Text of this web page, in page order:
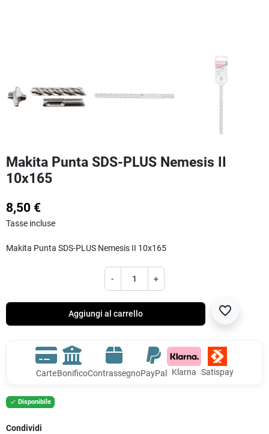
Makita Punta SDS-PLUS Nemesis II
10x165
8,50 €
Tasse incluse
Makita Punta SDS-PLUS Nemesis II 10x165
- +
Aggiungi al carrello favorite_border
CarteBonificoContrassegnoPayPal Klarna Satispay
 Disponibile
Condividi